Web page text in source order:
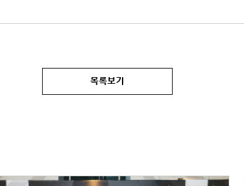
목록보기